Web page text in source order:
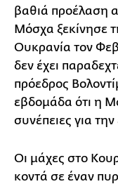
βαθιά προέλαση
Μόσχα ξεκίνησε
Ουκρανία τον
δεν έχει
πρόεδρος
εβδομάδα ότι η
συνέπειες για
Οι μάχες στο
κοντά σε έναν